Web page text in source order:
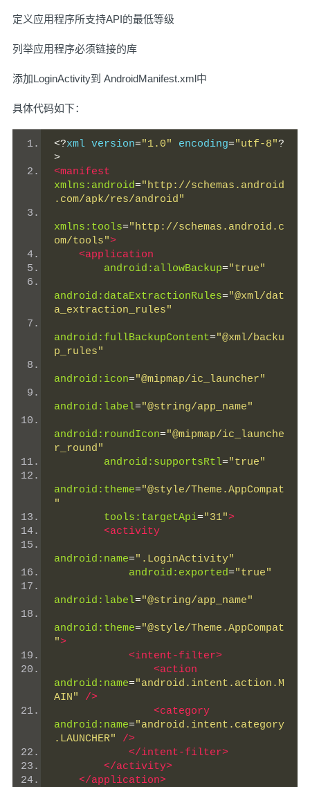
定义应用程序所支持API的最低等级
列举应用程序必须链接的库
添加LoginActivity到 AndroidManifest.xml中
具体代码如下：
<?xml version="1.0" encoding="utf-8"?
>
<manifest
xmlns:android="http://schemas.android
.com/apk/res/android"
xmlns:tools="http://schemas.android.c
om/tools">
<application
android:allowBackup="true"
android:dataExtractionRules="@xml/dat
a_extraction_rules"
android:fullBackupContent="@xml/backu
p_rules"
android:icon="@mipmap/ic_launcher"
android:label="@string/app_name"
android:roundIcon="@mipmap/ic_launche
r_round"
android:supportsRtl="true"
android:theme="@style/Theme.AppCompat
"
tools:targetApi="31">
<activity
android:name=".LoginActivity"
android:exported="true"
android:label="@string/app_name"
android:theme="@style/Theme.AppCompat
">
<intent-filter>
<action
android:name="android.intent.action.M
AIN"
/>
<category
android:name="android.intent.category
.LAUNCHER"
/>
</intent-filter>
</activity>
</application>